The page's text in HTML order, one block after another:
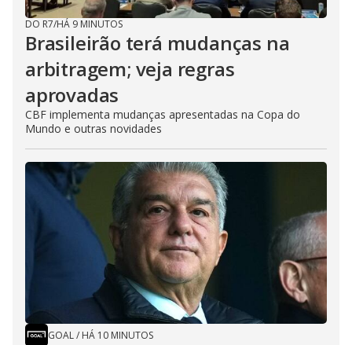
DO R7/HÁ 9 MINUTOS
Brasileirão terá mudanças na
arbitragem; veja regras
aprovadas
CBF implementa mudanças apresentadas na Copa do
Mundo e outras novidades
GOAL/ HÁ 10 MINUTOS